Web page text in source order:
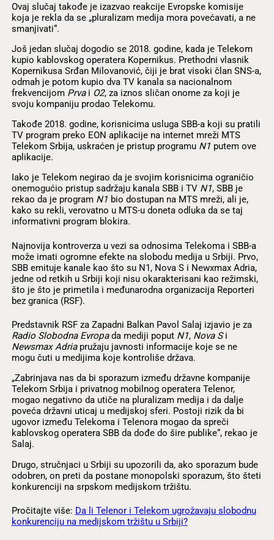
Ovaj slučaj takođe je izazvao reakcije Evropske komisije
koja je rekla da se „pluralizam medija mora povećavati, a ne
smanjivati“.
Još jedan slučaj dogodio se 2018. godine, kada je Telekom
kupio kablovskog operatera Kopernikus. Prethodni vlasnik
Kopernikusa Srđan Milovanović, čiji je brat visoki član SNS-a,
odmah je potom kupio dva TV kanala sa nacionalnom
frekvencijom Prvai O2, za iznos sličan onome za koji je
svoju kompaniju prodao Telekomu.
Takođe 2018. godine, korisnicima usluga SBB-a koji su pratili
TV program preko EON aplikacije na internet mreži MTS
Telekom Srbija, uskraćen je pristup programu N1 putem ove
aplikacije.
Iako je Telekom negirao da je svojim korisnicima ograničio
onemogućio pristup sadržaju kanala SBB i TV N1, SBB je
rekao da je program N1 bio dostupan na MTS mreži, ali je,
kako su rekli, verovatno u MTS-u doneta odluka da se taj
informativni program blokira.
Najnovija kontroverza u vezi sa odnosima Telekoma i SBB-a
može imati ogromne efekte na slobodu medija u Srbiji. Prvo,
SBB emituje kanale kao što su N1, Nova S i Newxmax Adria,
jedne od retkih u Srbiji koji nisu okarakterisani kao režimski,
što je što je primetila i međunarodna organizacija Reporteri
bez granica (RSF).
Predstavnik RSF za Zapadni Balkan Pavol Salaj izjavio je za
Radio Slobodna Evropada mediji poput N1, Nova Si
Newsmax Adriapružaju javnosti informacije koje se ne
mogu čuti u medijima koje kontroliše država.
„Zabrinjava nas da bi sporazum između državne kompanije
Telekom Srbija i privatnog mobilnog operatera Telenor,
mogao negativno da utiče na pluralizam medija i da dalje
poveća državni uticaj u medijskoj sferi. Postoji rizik da bi
ugovor između Telekoma i Telenora mogao da spreči
kablovskog operatera SBB da dođe do šire publike“, rekao je
Salaj.
Drugo, stručnjaci u Srbiji su upozorili da, ako sporazum bude
odobren, on preti da postane monopolski sporazum, što šteti
konkurenciji na srpskom medijskom tržištu.
Pročitajte više: Da li Telenor i Telekom ugrožavaju slobodnu
konkurenciju na medijskom tržištu u Srbiji?